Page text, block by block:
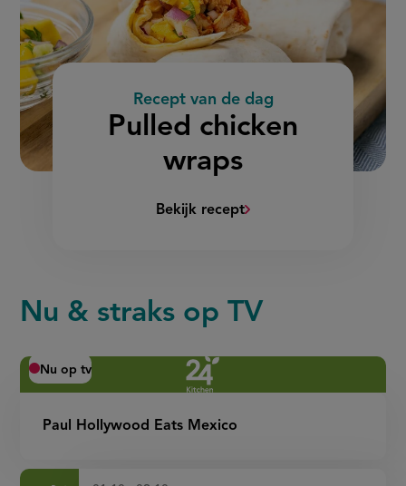
Recept van de dag
:
Pulled chicken
wraps
Bekijk recept(Pulled
Nu & straks op TV
Paul Hollywood Eats Mexico
Nu op tv